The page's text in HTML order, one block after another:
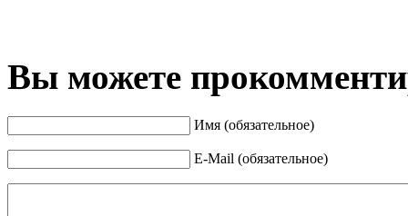
Вы можете
Имя (обязательное)
E-Mail (обязательное)